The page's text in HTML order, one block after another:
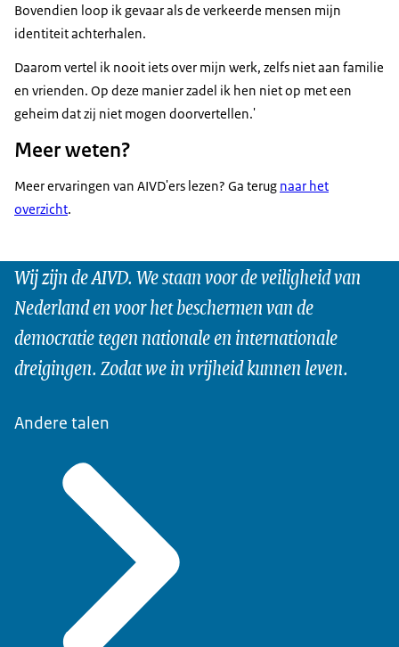
Bovendien loop ik gevaar als de verkeerde mensen mijn
identiteit achterhalen.
Daarom vertel ik nooit iets over mijn werk, zelfs niet aan familie
en vrienden. Op deze manier zadel ik hen niet op met een
geheim dat zij niet mogen doorvertellen.'
Meer weten?
Meer ervaringen van AIVD'ers lezen? Ga terug naar het
overzicht.
Wij zijn de AIVD. We staan voor de veiligheid van
Nederland en voor het beschermen van de
democratie tegen nationale en internationale
dreigingen. Zodat we in vrijheid kunnen leven.
Andere talen